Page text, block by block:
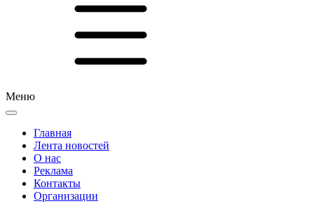
Меню
Главная
Лента новостей
О нас
Реклама
Контакты
Организации